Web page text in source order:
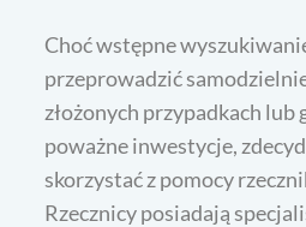
Choć wstępne
przeprowadzić
złożonych przypadkach lub
poważne inwestycje,
skorzystać z pomocy
Rzecznicy posiadają